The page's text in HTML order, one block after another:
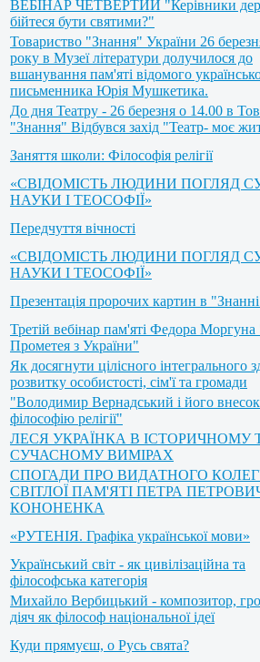
ВЕБІНАР ЧЕТВЕРТИЙ "Керівники
бійтеся бути святими?"
Товариство "Знання" України 26
року в Музеї літератури долучилося до
вшанування пам'яті відомого
письменника Юрія Мушкетика.
До дня Театру - 26 березня о 14.00 в
"Знання" Відбувся захід "Театр- моє
Заняття школи: Філософія релігії
«СВІДОМІСТЬ ЛЮДИНИ ПОГЛЯД
НАУКИ І ТЕОСОФІЇ»
Передчуття вічності
«СВІДОМІСТЬ ЛЮДИНИ ПОГЛЯД
НАУКИ І ТЕОСОФІЇ»
Презентація пророчих картин в
Третій вебінар пам'яті Федора
Прометея з України"
Як досягнути цілісного інтегрального
розвитку особистості, сім'ї та громади
"Володимир Вернадський і його
філософію релігії"
ЛЕСЯ УКРАЇНКА В ІСТОРИЧНОМУ
СУЧАСНОМУ ВИМІРАХ
СПОГАДИ ПРО ВИДАТНОГО
СВІТЛОЇ ПАМ'ЯТІ ПЕТРА
КОНОНЕНКА
«РУТЕНІЯ. Графіка української мови»
Український світ - як цивілізаційна та
філософська категорія
Михайло Вербицький - композитор,
діяч як філософ національної ідеї
Куди прямуєш, о Русь свята?